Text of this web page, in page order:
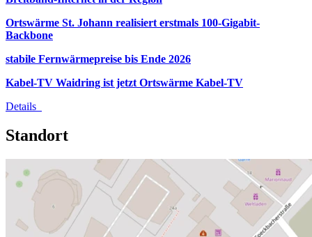
Ortswärme St. Johann realisiert erstmals 100-Gigabit-
Backbone
stabile Fernwärmepreise bis Ende 2026
Kabel-TV Waidring ist jetzt Ortswärme Kabel-TV
Details
Standort